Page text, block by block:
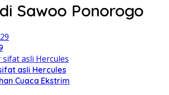
Sawoo Ponorogo
asli Hercules
Cuaca Ekstrim